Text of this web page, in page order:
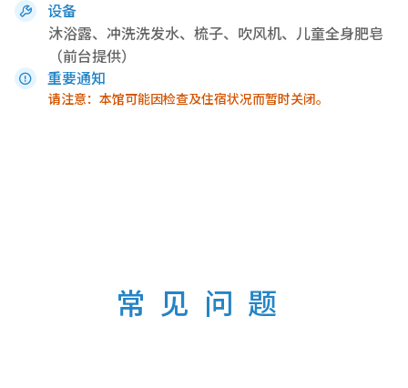
设备
沐浴露、冲洗洗发水、梳子、吹风机、儿童全身肥皂
（前台提供）
重要通知
请注意：本馆可能因检查及住​​宿状况而暂时关闭。
常见问题